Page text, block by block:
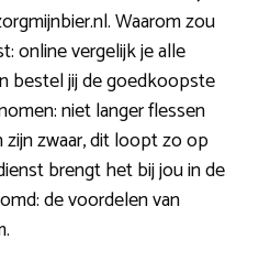
Waarom zou
online vergelijk je alle
bestel jij de goedkoopste
niet langer flessen
zijn zwaar, dit loopt zo op
brengt het bij jou in de
de voordelen van